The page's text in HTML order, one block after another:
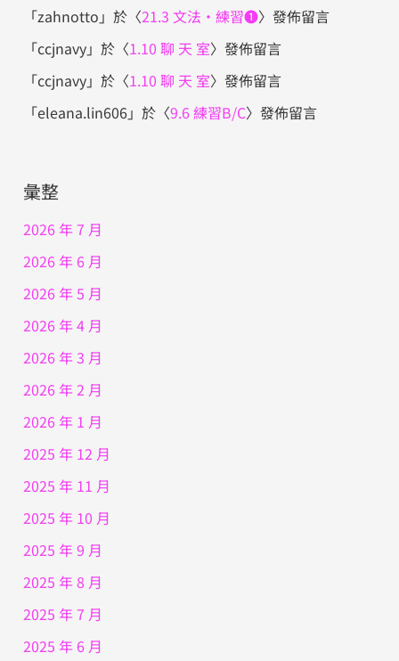
「zahnotto 」於〈21.3 文法・練習❶〉發佈留言
「ccjnavy」於〈1.10 聊 天 室〉發佈留言
「ccjnavy」於〈1.10 聊 天 室〉發佈留言
「eleana.lin606」於〈9.6 練習B/C〉發佈留言
彙整
2026 年 7 月
2026 年 6 月
2026 年 5 月
2026 年 4 月
2026 年 3 月
2026 年 2 月
2026 年 1 月
2025 年 12 月
2025 年 11 月
2025 年 10 月
2025 年 9 月
2025 年 8 月
2025 年 7 月
2025 年 6 月